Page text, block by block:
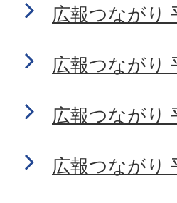
広報つながり
広報つながり
広報つながり
広報つながり